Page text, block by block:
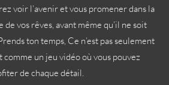
voir l’avenir et vous promener dans la
de vos rêves, avant même qu’il ne soit
ton temps, Ce n’est pas seulement
comme un jeu vidéo où vous pouvez
de chaque détail.